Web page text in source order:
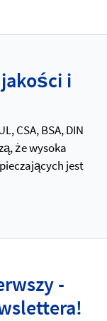
i
CSA, BSA, DIN
że wysoka
jest
-